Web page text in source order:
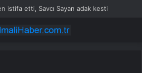
istifa etti, Savcı Sayan adak kesti